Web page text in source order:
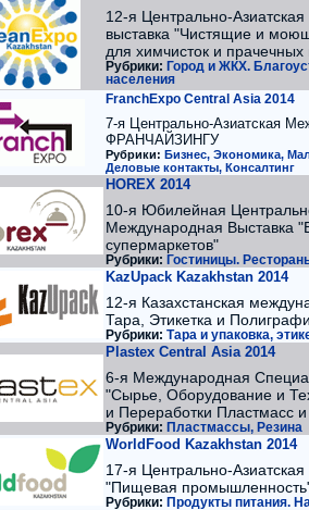
12-я Центрально-
выставка "Чистящие и
для химчисток и
Рубрики: Город и ЖКХ.
населения
FranchExpo Central Asia 2014
7-я Центрально-Азиатская
ФРАНЧАЙЗИНГУ
Рубрики: Бизнес, Экономика,
Деловые контакты, Консалтинг
HOREX 2014
10-я Юбилейная
Международная Выставка
супермаркетов"
Рубрики: Гостиницы.
KazUpack Kazakhstan 2014
12-я Казахстанская
Тара, Этикетка и
Рубрики: Тара и упаковка,
Plastex Central Asia 2014
6-я Международная
"Сырье, Оборудование и
и Переработки Пластмасс и
Рубрики: Пластмассы, Резина
WorldFood Kazakhstan 2014
17-я Центрально-
"Пищевая
Рубрики: Продукты питания.